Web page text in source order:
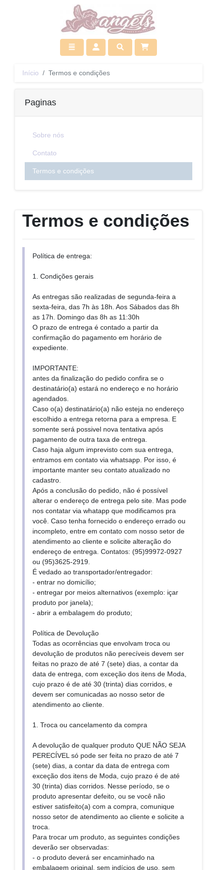
Toggle navigation
Acessar Pesquisar
Início Termos e condições
Paginas
Sobre nós
Contato
Termos e condições
Termos e condições
Política de entrega:
1. Condições gerais
As entregas são realizadas de segunda-feira a
sexta-feira, das 7h às 18h. Aos Sábados das 8h
as 17h. Domingo das 8h as 11:30h
O prazo de entrega é contado a partir da
confirmação do pagamento em horário de
expediente.
IMPORTANTE:
antes da finalização do pedido confira se o
destinatário(a) estará no endereço e no horário
agendados.
Caso o(a) destinatário(a) não esteja no endereço
escolhido a entrega retorna para a empresa. E
somente será possivel nova tentativa após
pagamento de outra taxa de entrega.
Caso haja algum imprevisto com sua entrega,
entramos em contato via whatsapp. Por isso, é
importante manter seu contato atualizado no
cadastro.
Após a conclusão do pedido, não é possível
alterar o endereço de entrega pelo site. Mas pode
nos contatar via whatapp que modificamos pra
você. Caso tenha fornecido o endereço errado ou
incompleto, entre em contato com nosso setor de
atendimento ao cliente e solicite alteração do
endereço de entrega. Contatos: (95)99972-0927
ou (95)3625-2919.
É vedado ao transportador/entregador:
- entrar no domicílio;
- entregar por meios alternativos (exemplo: içar
produto por janela);
- abrir a embalagem do produto;
Política de Devolução
Todas as ocorrências que envolvam troca ou
devolução de produtos não perecíveis devem ser
feitas no prazo de até 7 (sete) dias, a contar da
data de entrega, com exceção dos itens de Moda,
cujo prazo é de até 30 (trinta) dias corridos, e
devem ser comunicadas ao nosso setor de
atendimento ao cliente.
1. Troca ou cancelamento da compra
A devolução de qualquer produto QUE NÃO SEJA
PERECÍVEL só pode ser feita no prazo de até 7
(sete) dias, a contar da data de entrega com
exceção dos itens de Moda, cujo prazo é de até
30 (trinta) dias corridos. Nesse período, se o
produto apresentar defeito, ou se você não
estiver satisfeito(a) com a compra, comunique
nosso setor de atendimento ao cliente e solicite a
troca.
Para trocar um produto, as seguintes condições
deverão ser observadas:
- o produto deverá ser encaminhado na
embalagem original, sem indícios de uso, sem